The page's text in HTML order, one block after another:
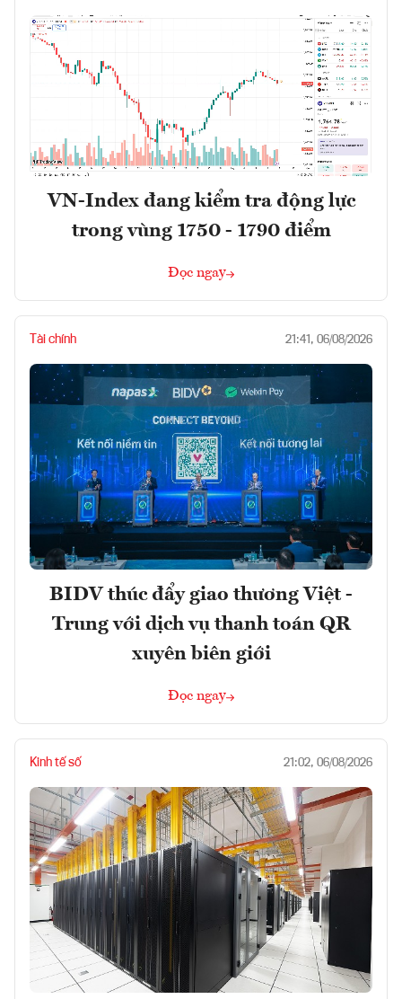
VN-Index đang kiểm tra động lực
trong vùng 1750 - 1790 điểm
Đọc ngay
Tài chính 21:41, 06/08/2026
BIDV thúc đẩy giao thương Việt -
Trung với dịch vụ thanh toán QR
xuyên biên giới
Đọc ngay
Kinh tế số 21:02, 06/08/2026